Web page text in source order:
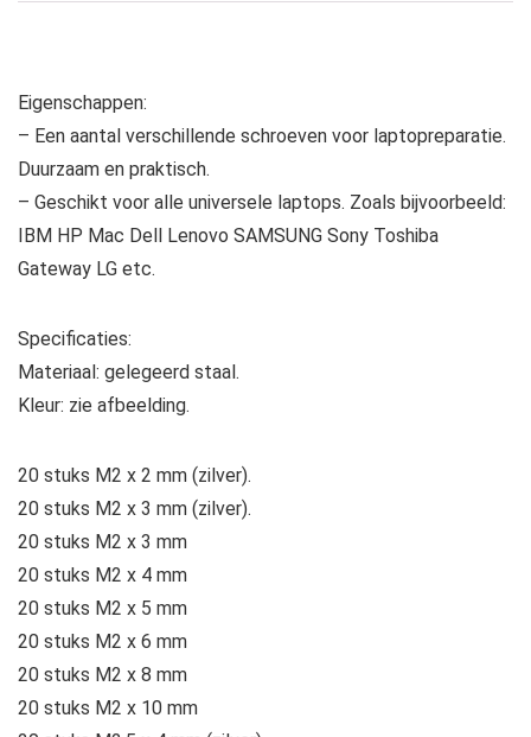
Eigenschappen:
– Een aantal verschillende schroeven voor laptopreparatie.
Duurzaam en praktisch.
– Geschikt voor alle universele laptops. Zoals bijvoorbeeld:
IBM HP Mac Dell Lenovo SAMSUNG Sony Toshiba
Gateway LG etc.
Specificaties:
Materiaal: gelegeerd staal.
Kleur: zie afbeelding.
20 stuks M2 x 2 mm (zilver).
20 stuks M2 x 3 mm (zilver).
20 stuks M2 x 3 mm
20 stuks M2 x 4 mm
20 stuks M2 x 5 mm
20 stuks M2 x 6 mm
20 stuks M2 x 8 mm
20 stuks M2 x 10 mm